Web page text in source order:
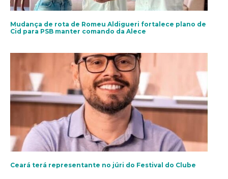
Mudança de rota de Romeu Aldigueri fortalece plano de
Cid para PSB manter comando da Alece
Ceará terá representante no júri do Festival do Clube